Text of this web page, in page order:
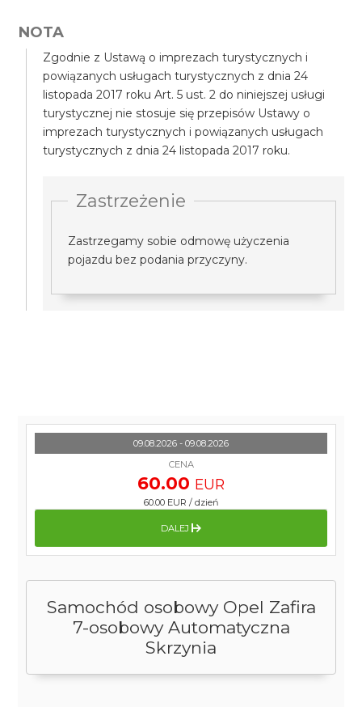
NOTA
Zgodnie z Ustawą o imprezach turystycznych i
powiązanych usługach turystycznych z dnia 24
listopada 2017 roku Art. 5 ust. 2 do niniejszej usługi
turystycznej nie stosuje się przepisów Ustawy o
imprezach turystycznych i powiązanych usługach
turystycznych z dnia 24 listopada 2017 roku.
Zastrzeżenie
Zastrzegamy sobie odmowę użyczenia
pojazdu bez podania przyczyny.
Samochód osobowy Opel Zafira
7-osobowy Automatyczna
Skrzynia
09.08.2026 - 09.08.2026
CENA
60.00 EUR
60.00 EUR / dzień
DALEJ